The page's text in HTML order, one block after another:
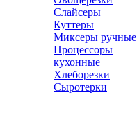
Слайсеры
Куттеры
Миксеры ручные
Процессоры
кухонные
Хлеборезки
Сыротерки